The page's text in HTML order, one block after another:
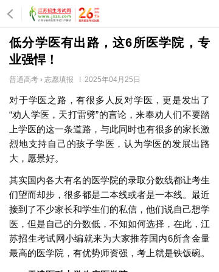
低分学医有出路，这6所医学院，专
业强悍！
普通高考 › 志愿填报 Ι 2025年04月25日
对于学医之路，有很多人反对学医，更是发出了
“劝人学医，天打雷劈”的言论，来奉劝人们不要踏
上学医的这一条道路，与此同时也有很多的家长激
烈地支持自己的孩子学医，认为学医的发展出路
大，愿景好。
其实国内各大有名的医学院的录取分数线都让考生
们望而却步，很多都是二本线或者是一本线。最近
接到了不少家长和学生们的私信，他们说自己想学
医，但是自己的分数低，不知如何选择，在此，江
苏招生考试网小编就来为大家推荐国内6所含金量
最高的医学院，有优势师资强，考上就是铁饭碗。